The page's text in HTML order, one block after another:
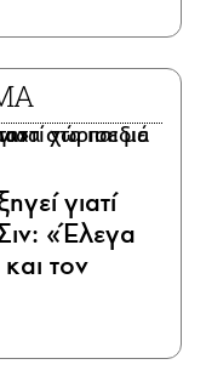
γιατί
«Έλεγα
τον